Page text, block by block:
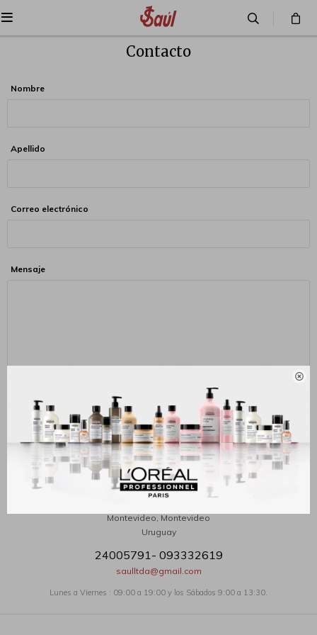


Contacto
Nombre
Apellido
Correo electrónico
Mensaje
ENVIAR
J.Saul
Montevideo, Montevideo
Uruguay
24005791- 093332619
saulltda@gmail.com
Lunes a Viernes : 09:00 a 19:00 y los Sábados 9:00 a 13:30.